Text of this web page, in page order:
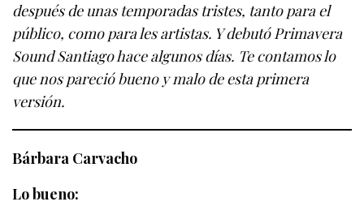
después de unas temporadas tristes, tanto para el
público, como para les artistas. Y debutó Primavera
Sound Santiago hace algunos días. Te contamos lo
que nos pareció bueno y malo de esta primera
versión.
Bárbara Carvacho
Lo bueno: